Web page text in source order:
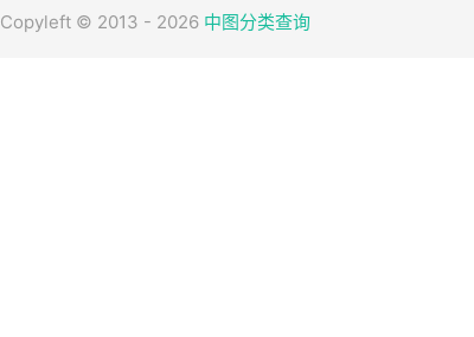
Copyleft © 2013 - 2026 中图分类查询